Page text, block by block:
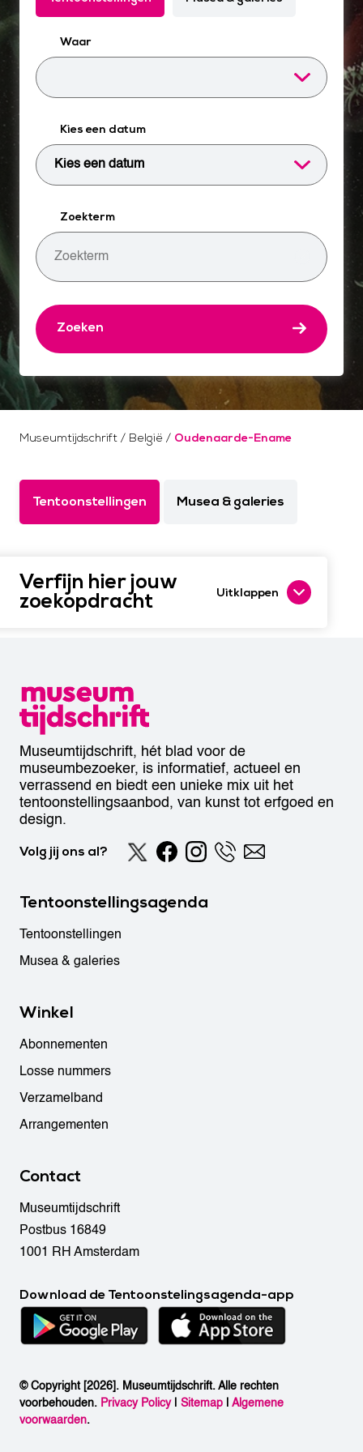
Waar
Kies een datum
Zoekterm
Zoeken
Museumtijdschrift / België / Oudenaarde-Ename
Tentoonstellingen Musea & galeries
Verfijn hier jouw
zoekopdracht Uitklappen
Museumtijdschrift, hét blad voor de
museumbezoeker, is informatief, actueel en
verrassend en biedt een unieke mix uit het
tentoonstellingsaanbod, van kunst tot erfgoed en
design.
Volg jij ons al?
Tentoonstellingsagenda
Tentoonstellingen
Musea & galeries
Winkel
Abonnementen
Losse nummers
Verzamelband
Arrangementen
Contact
Museumtijdschrift
Postbus 16849
1001 RH Amsterdam
Download de Tentoonstelingsagenda-app
© Copyright [2026]. Museumtijdschrift. Alle rechten
voorbehouden. Privacy Policy| Sitemap |Algemene
voorwaarden.